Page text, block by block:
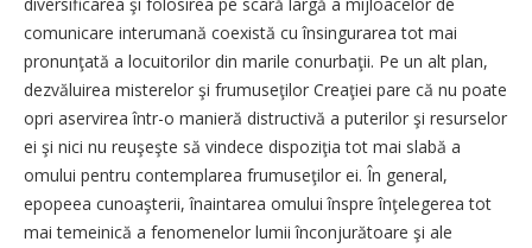
comunicare interumană coexistă cu însingurarea tot mai
pronunţată a locuitorilor din marile conurbaţii. Pe un alt plan,
dezvăluirea misterelor şi frumuseţilor Creaţiei pare că nu poate
opri aservirea într-o manieră distructivă a puterilor şi resurselor
ei şi nici nu reuşeşte să vindece dispoziţia tot mai slabă a
omului pentru contemplarea frumuseţilor ei. În general,
epopeea cunoaşterii, înaintarea omului înspre înţelegerea tot
mai temeinică a fenomenelor lumii înconjurătoare şi ale